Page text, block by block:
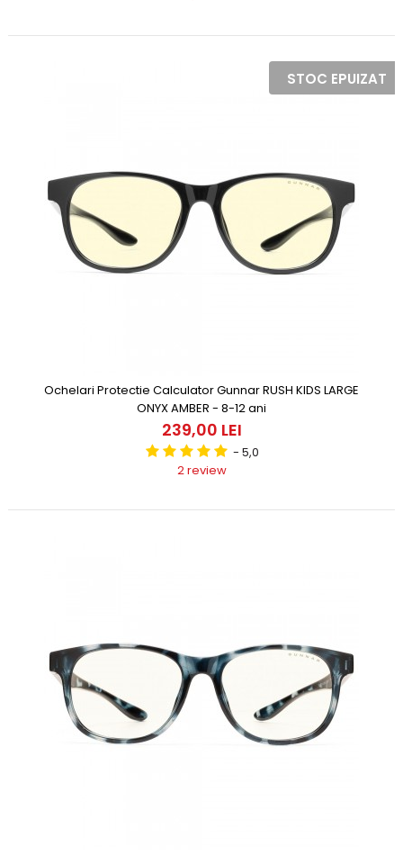
STOC EPUIZAT
Ochelari Protectie Calculator Gunnar RUSH KIDS LARGE
ONYX AMBER - 8-12 ani
239,00 LEI
- 5,0
2 review